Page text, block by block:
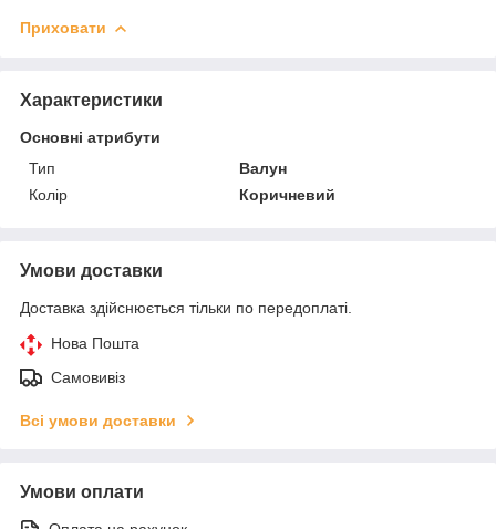
Приховати
Характеристики
Основні атрибути
Тип
Валун
Колір
Коричневий
Умови доставки
Доставка здійснюється тільки по передоплаті.
Нова Пошта
Самовивіз
Всі умови доставки
Умови оплати